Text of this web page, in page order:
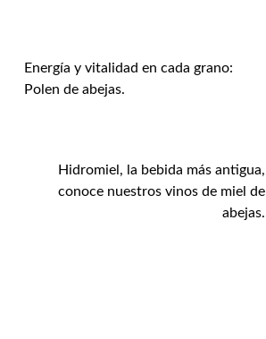
Energía y vitalidad en cada grano:
Polen de abejas.
Hidromiel, la bebida más antigua,
conoce nuestros vinos de miel de
abejas.